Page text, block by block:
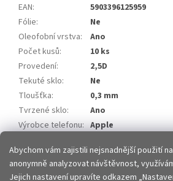
Abychom vám zajistili nejsnadnější použití
anonymně analyzovat návštěvnost,
Jejich nastavení upravíte odkazem
EAN:
5903396125959
Fólie:
Ne
Oleofobní vrstva:
Ano
Počet kusů:
10 ks
Provedení:
2,5D
Tekuté sklo:
Ne
Tloušťka:
0,3 mm
Tvrzené sklo:
Ano
Výrobce telefonu: Apple